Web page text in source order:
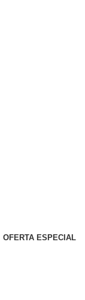
OFERTA ESPECIAL